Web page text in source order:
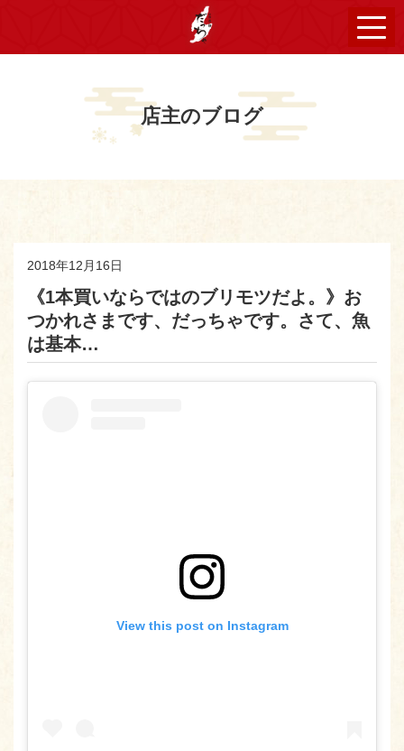
店主のブログ
2018年12月16日
《1本買いならではのブリモツだよ。》お
つかれさまです、だっちゃです。さて、魚
は基本…
View this post on Instagram